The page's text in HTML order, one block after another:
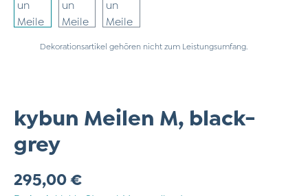
Dekorationsartikel gehören nicht zum Leistungsumfang.
kybun Meilen M, black-
grey
Regulärer Preis:
295,00 €